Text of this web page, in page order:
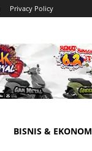
Privacy Policy
BISNIS &